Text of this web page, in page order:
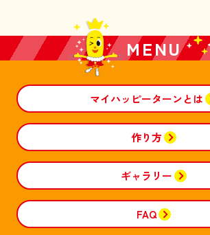
MENU
マイハッピーターンとは
作り方
ギャラリー
FAQ